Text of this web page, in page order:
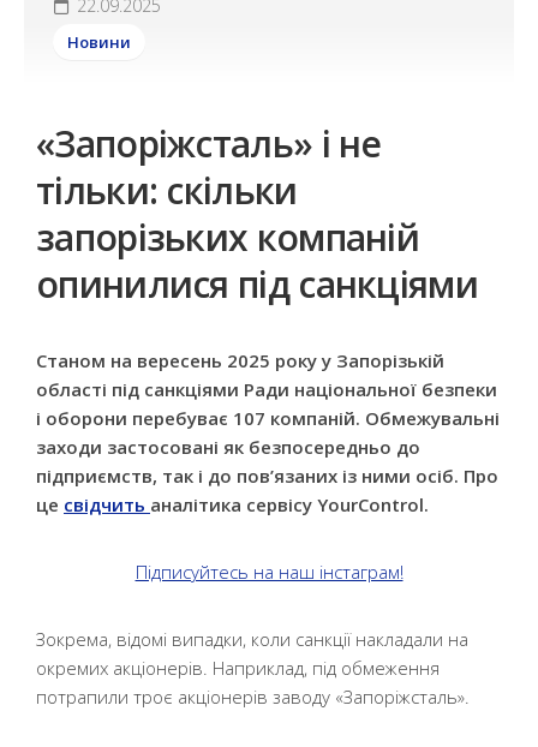
22.09.2025
Новини
«Запоріжсталь» і не
тільки: скільки
запорізьких компаній
опинилися під санкціями
Станом на вересень 2025 року у Запорізькій
області під санкціями Ради національної безпеки
і оборони перебуває 107 компаній. Обмежувальні
заходи застосовані як безпосередньо до
підприємств, так і до пов’язаних із ними осіб. Про
це свідчить аналітика сервісу YourControl.
Підписуйтесь на наш інстаграм!
Зокрема, відомі випадки, коли санкції накладали на
окремих акціонерів. Наприклад, під обмеження
потрапили троє акціонерів заводу «Запоріжсталь».